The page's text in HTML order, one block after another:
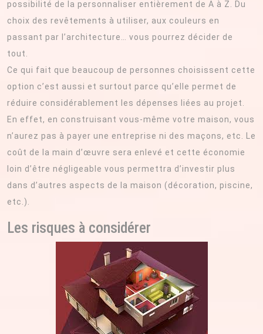
possibilité de la personnaliser entièrement de A à Z. Du
choix des revêtements à utiliser, aux couleurs en
passant par l’architecture… vous pourrez décider de
tout.
Ce qui fait que beaucoup de personnes choisissent cette
option c’est aussi et surtout parce qu’elle permet de
réduire considérablement les dépenses liées au projet.
En effet, en construisant vous-même votre maison, vous
n’aurez pas à payer une entreprise ni des maçons, etc. Le
coût de la main d’œuvre sera enlevé et cette économie
loin d’être négligeable vous permettra d’investir plus
dans d’autres aspects de la maison (décoration, piscine,
etc.).
Les risques à considérer